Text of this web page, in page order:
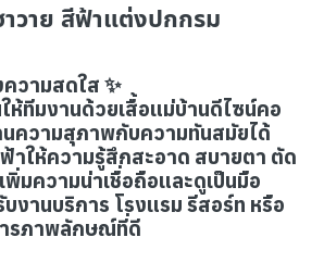
วาย สีฟ้าแต่งปกกรม
วามสดใส ✨
ห้ทีมงานด้วยเสื้อแม่บ้านดีไซน์คอ
ความสุภาพกับความทันสมัยได้
าให้ความรู้สึกสะอาด สบายตา ตัด
พิ่มความน่าเชื่อถือและดูเป็นมือ
งานบริการ โรงแรม รีสอร์ท หรือ
รภาพลักษณ์ที่ดี